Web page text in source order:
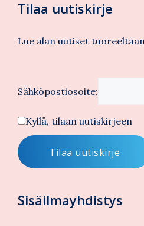
Tilaa uutiskirje
Lue alan uutiset
Sähköpostiosoite:
Kyllä, tilaan uutiskirjeen
Sisäilmayhdistys